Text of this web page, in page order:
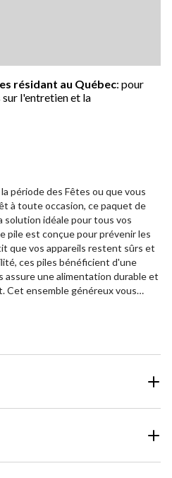
résidant au Québec: pour
l'entretien et la
période des Fêtes ou que vous
à toute occasion, ce paquet de
solution idéale pour tous vos
pile est conçue pour prévenir les
que vos appareils restent sûrs et
ces piles bénéficient d'une
assure une alimentation durable et
Cet ensemble généreux vous